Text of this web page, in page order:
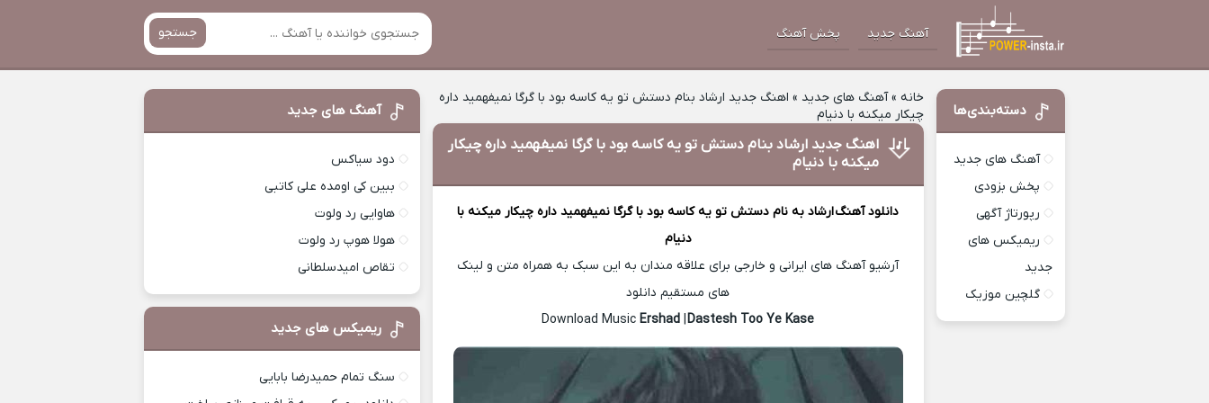
آهنگ جدید پخش آهنگ جستجو
خانه »آهنگ های جدید » اهنگ جدید ارشاد بنام دستش تو یه کاسه بود با گرگا نمیفهمید داره
چیکار میکنه با دنیام
اهنگ جدید ارشاد بنام دستش تو یه کاسه بود با گرگا نمیفهمید داره چیکار
میکنه با دنیام
دانلود آهنگارشادبه نام دستش تو یه کاسه بود با گرگا نمیفهمید داره چیکار میکنه با
دنیام
آرشیو آهنگ های ایرانی و خارجی برای علاقه مندان به این سبک به همراه متن و لینک
های مستقیم دانلود
Download Music
Ershad|Dastesh Too Ye Kase
دسته‌بندی‌ها
آهنگ های جدید
پخش بزودی
رپورتاژ آگهی
ریمیکس های
جدید
گلچین موزیک
آهنگ های جدید
دود سیاکس
ببین کی اومده علی کاتبی
هاوایی رد ولوت
هولا هوپ رد ولوت
تقاص امیدسلطانی
ریمیکس های جدید
سنگ تمام حمیدرضا بابایی